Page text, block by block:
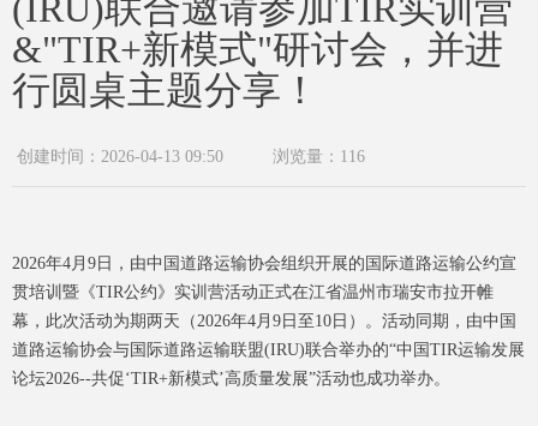
&"TIR+新模式"研讨会，并进
行圆桌主题分享！
2026年4月9日，由中国道路运输协会组织开展的国际道路运输公约宣
贯培训暨《TIR公约》实训营活动正式在江省温州市瑞安市拉开帷
幕，此次活动为期两天（2026年4月9日至10日）。活动同期，由中国
道路运输协会与国际道路运输联盟(IRU)联合举办的“中国TIR运输发展
论坛2026--共促‘TIR+新模式’高质量发展”活动也成功举办。
创建时间： 2026-04-13 09:50 浏览量： 116